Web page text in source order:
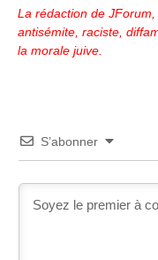
La rédaction de
antisémite, raciste,
la morale juive.
S’abonner